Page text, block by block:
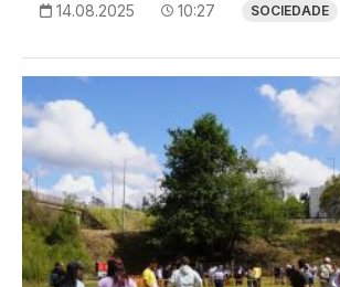
14.08.2025 10:27 SOCIEDADE